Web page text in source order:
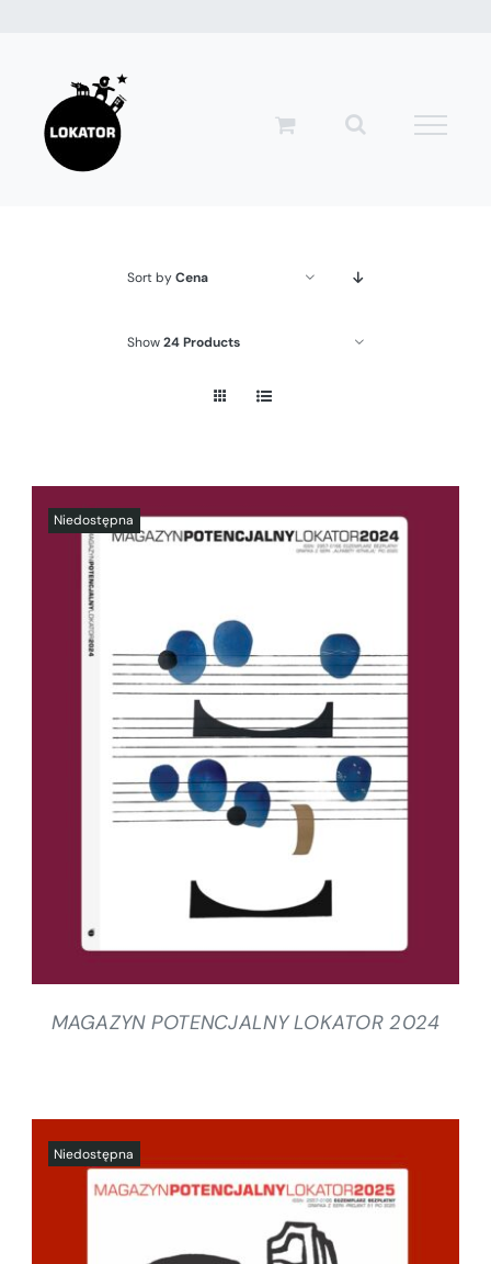
zawartości
Sort byCena
Show24 Products
SZCZEGÓŁY
MAGAZYN POTENCJALNY LOKATOR 2024